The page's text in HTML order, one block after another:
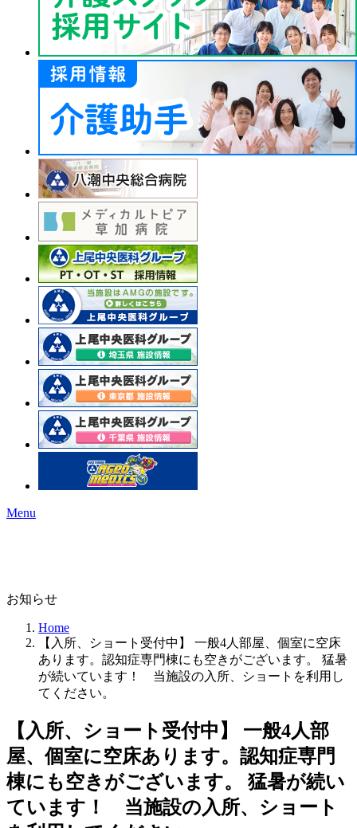
Menu
お知らせ
Home
【入所、ショート受付中】 一般4人部屋、個室に空床
あります。認知症専門棟にも空きがございます。 猛暑
が続いています！ 当施設の入所、ショートを利用し
てください。
【入所、ショート受付中】 一般4人部
屋、個室に空床あります。認知症専門
棟にも空きがございます。 猛暑が続い
ています！ 当施設の入所、ショート